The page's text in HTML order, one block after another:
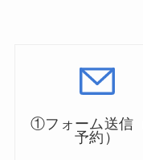
①フォーム送信
予約）